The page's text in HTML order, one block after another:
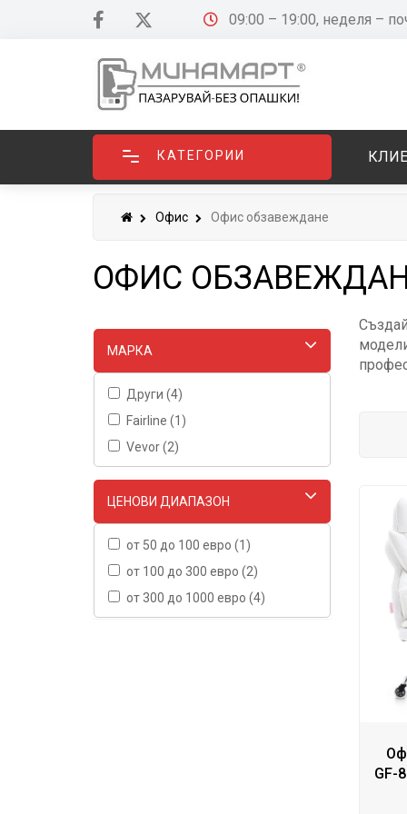
09:00 – 19:00, неделя –
КАТЕГОРИИ
Офис Офис обзавеждане
ОФИС
МАРКA
Други (4)
Fairline (1)
Vevor (2)
ЦЕНОВИ ДИАПАЗОН
от 50 до 100 евро (1)
от 100 до 300 евро (2)
от 300 до 1000 евро (4)
GF-